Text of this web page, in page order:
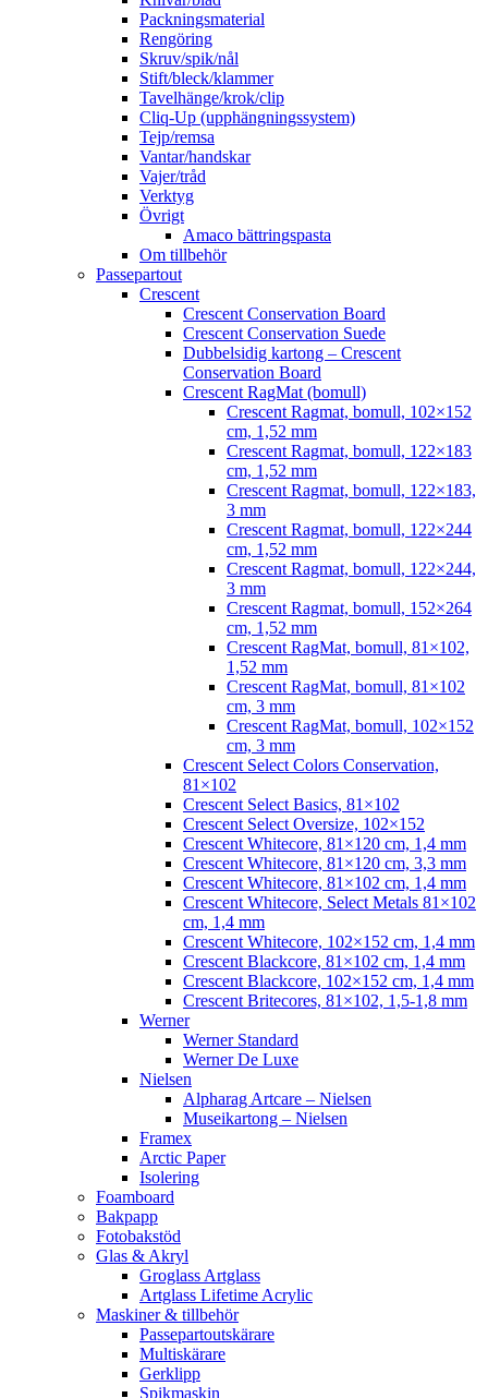
Packningsmaterial
Rengöring
Skruv/spik/nål
Stift/bleck/klammer
Tavelhänge/krok/clip
Cliq-Up (upphängningssystem)
Tejp/remsa
Vantar/handskar
Vajer/tråd
Verktyg
Övrigt
Amaco bättringspasta
Om tillbehör
Passepartout
Crescent
Crescent Conservation Board
Crescent Conservation Suede
Dubbelsidig kartong – Crescent
Conservation Board
Crescent RagMat (bomull)
Crescent Ragmat, bomull, 102×152
cm, 1,52 mm
Crescent Ragmat, bomull, 122×183
cm, 1,52 mm
Crescent Ragmat, bomull, 122×183,
3 mm
Crescent Ragmat, bomull, 122×244
cm, 1,52 mm
Crescent Ragmat, bomull, 122×244,
3 mm
Crescent Ragmat, bomull, 152×264
cm, 1,52 mm
Crescent RagMat, bomull, 81×102,
1,52 mm
Crescent RagMat, bomull, 81×102
cm, 3 mm
Crescent RagMat, bomull, 102×152
cm, 3 mm
Crescent Select Colors Conservation,
81×102
Crescent Select Basics, 81×102
Crescent Select Oversize, 102×152
Crescent Whitecore, 81×120 cm, 1,4 mm
Crescent Whitecore, 81×120 cm, 3,3 mm
Crescent Whitecore, 81×102 cm, 1,4 mm
Crescent Whitecore, Select Metals 81×102
cm, 1,4 mm
Crescent Whitecore, 102×152 cm, 1,4 mm
Crescent Blackcore, 81×102 cm, 1,4 mm
Crescent Blackcore, 102×152 cm, 1,4 mm
Crescent Britecores, 81×102, 1,5-1,8 mm
Werner
Werner Standard
Werner De Luxe
Nielsen
Alpharag Artcare – Nielsen
Museikartong – Nielsen
Framex
Arctic Paper
Isolering
Foamboard
Bakpapp
Fotobakstöd
Glas & Akryl
Groglass Artglass
Artglass Lifetime Acrylic
Maskiner & tillbehör
Passepartoutskärare
Multiskärare
Gerklipp
Spikmaskin